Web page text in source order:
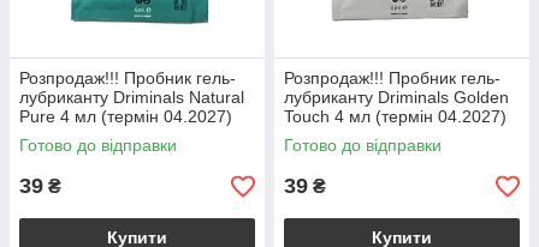
Розпродаж!!! Пробник гель-
лубриканту Driminals Natural
Pure 4 мл (термін 04.2027)
Готово до відправки
39 ₴
Купити
Розпродаж!!! Пробник гель-
лубриканту Driminals Golden
Touch 4 мл (термін 04.2027)
Готово до відправки
39 ₴
Купити